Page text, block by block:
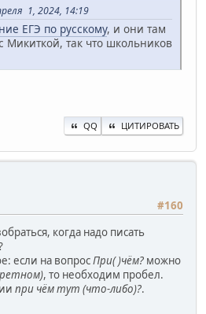
1, 2024, 14:19
ЕГЭ по русскому, и они там
Микиткой, так что школьников
QQ ЦИТИРОВАТЬ
#160
когда надо писать
если на вопросПри( )чём? можно
, то необходим пробел.
при чём тут (что-либо)?.